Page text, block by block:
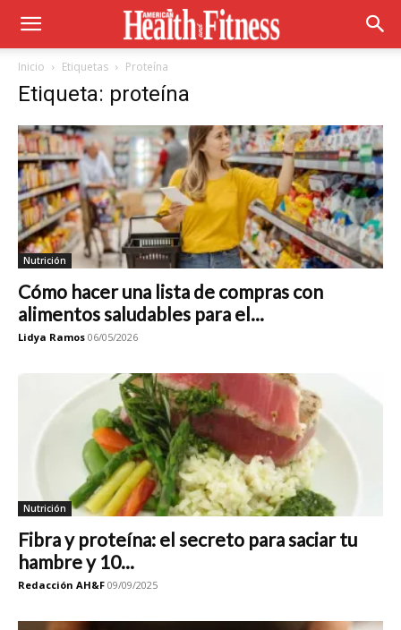
Inicio Etiquetas Proteína
Etiqueta: proteína
Nutrición
Cómo hacer una lista de compras con
alimentos saludables para el...
Lidya Ramos 06/05/2026
Nutrición
Fibra y proteína: el secreto para saciar tu
hambre y 10...
Redacción AH&F 09/09/2025